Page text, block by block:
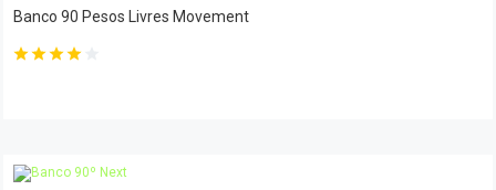
Banco 90 Pesos Livres Movement